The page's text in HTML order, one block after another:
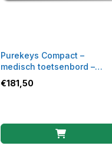
Purekeys Compact –
medisch toetsenbord –
bedraad – wit
€181,50